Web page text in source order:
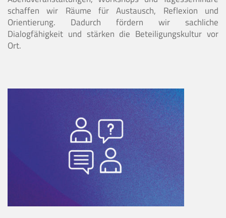
schaffen wir Räume für Austausch, Reflexion und
Orientierung. Dadurch fördern wir sachliche
Dialogfähigkeit und stärken die Beteiligungskultur vor
Ort.